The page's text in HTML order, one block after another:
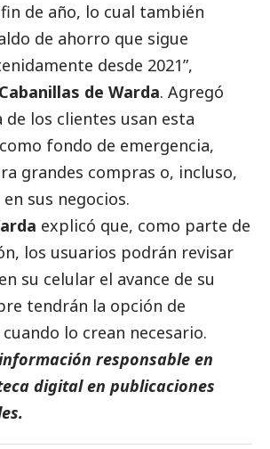
de año, lo cual también
de ahorro que sigue
desde 2021”,
de Warda. Agregó
de los clientes usan esta
fondo de emergencia,
grandes compras o, incluso,
sus negocios.
explicó que, como parte de
los usuarios podrán revisar
su celular el avance de su
tendrán la opción de
lo crean necesario.
responsable en
digital en publicaciones